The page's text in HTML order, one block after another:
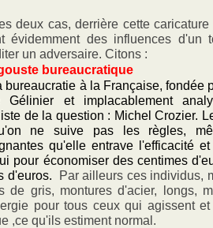
deux cas, derrière cette
évidemment des influences d'un
un adversaire. Citons :
bureaucratique
bureaucratie à la Française, fondée
Gélinier et implacablement
de la question : Michel Crozier.
ne suive pas les règles,
qu'elle entrave l'efficacité
pour économiser des centimes
d'euros.
Par ailleurs ces individus,
de gris, montures d'acier, longs,
pour tous ceux qui agissent
,ce qu'ils estiment normal.